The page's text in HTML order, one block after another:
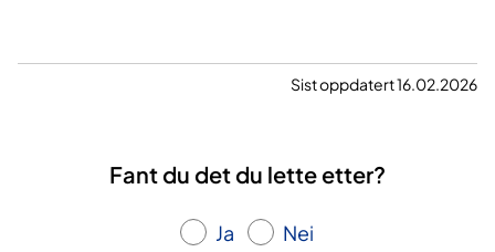
Sist oppdatert 16.02.2026
Fant du det du lette etter?
Ja Nei